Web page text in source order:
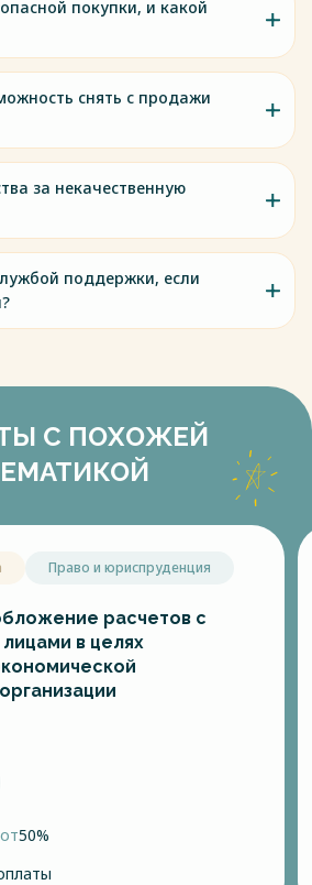
покупки, и какой
снять с продажи
за некачественную
поддержки, если
С ПОХОЖЕЙ
Право и юриспруденция
расчетов с
в целях
50%